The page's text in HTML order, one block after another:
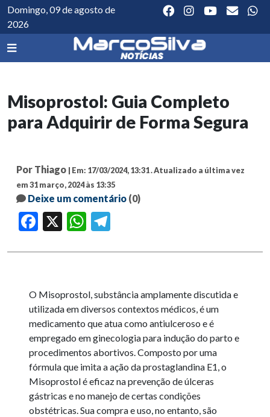
Domingo, 09 de agosto de
2026
Misoprostol: Guia Completo
para Adquirir de Forma Segura
Por Thiago | Em: 17/03/2024, 13:31 .Atualizado a última vez
em 31 março, 2024 às 13:35
Deixe um comentário (0)
Facebook WhatsApp
O Misoprostol, substância amplamente discutida e
utilizada em diversos contextos médicos, é um
medicamento que atua como antiulceroso e é
empregado em ginecologia para indução do parto e
procedimentos abortivos. Composto por uma
fórmula que imita a ação da prostaglandina E1, o
Misoprostol é eficaz na prevenção de úlceras
gástricas e no manejo de certas condições
obstétricas. Sua compra e uso, no entanto, são